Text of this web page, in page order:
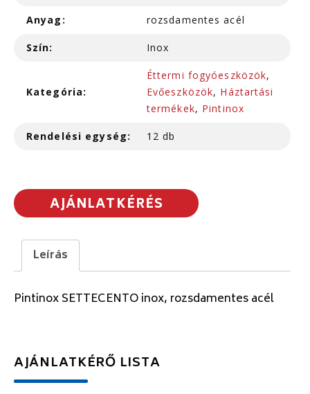
Anyag: rozsdamentes acél
Szín: Inox
Kategória:
Éttermi fogyóeszközök,
Evőeszközök, Háztartási
termékek, Pintinox
Rendelési egység: 12 db
AJÁNLATKÉRÉS
Leírás
Pintinox SETTECENTO inox, rozsdamentes acél
AJÁNLATKÉRŐ LISTA